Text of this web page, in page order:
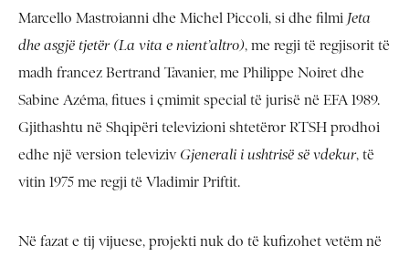
Marcello Mastroianni dhe Michel Piccoli, si dhe filmi Jeta
dhe asgjë tjetër (La vita e nient’altro), me regji të regjisorit të
madh francez Bertrand Tavanier, me Philippe Noiret dhe
Sabine Azéma, fitues i çmimit special të jurisë në EFA 1989.
Gjithashtu në Shqipëri televizioni shtetëror RTSH prodhoi
edhe një version televiziv Gjenerali i ushtrisë së vdekur, të
vitin 1975 me regji të Vladimir Priftit.
Në fazat e tij vijuese, projekti nuk do të kufizohet vetëm në